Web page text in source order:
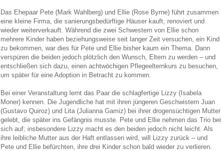
Das Ehepaar Pete (Mark Wahlberg) und Ellie (Rose Byrne) führt zusammen
eine kleine Firma, die sanierungsbedürftige Häuser kauft, renoviert und
wieder weiterverkauft. Während die zwei Schwestern von Ellie schon
mehrere Kinder haben beziehungsweise seit langer Zeit versuchen, ein Kind
zu bekommen, war dies für Pete und Ellie bisher kaum ein Thema. Dann
verspüren die beiden jedoch plötzlich den Wunsch, Eltern zu werden – und
entschließen sich dazu, einen achtwöchigen Pflegeelternkurs zu besuchen,
um später für eine Adoption in Betracht zu kommen.
Bei einer Veranstaltung lernt das Paar die schlagfertige Lizzy (Isabela
Moner) kennen. Die Jugendliche hat mit ihren jüngeren Geschwistern Juan
(Gustavo Quiroz) und Lita (Julianna Gamiz) bei ihrer drogensüchtigen Mutter
gelebt, die später ins Gefängnis musste. Pete und Ellie nehmen das Trio bei
sich auf; insbesondere Lizzy macht es den beiden jedoch nicht leicht. Als
ihre leibliche Mutter aus der Haft entlassen wird, will Lizzy zurück – und
Pete und Ellie befürchten, ihre drei Kinder schon bald wieder zu verlieren.